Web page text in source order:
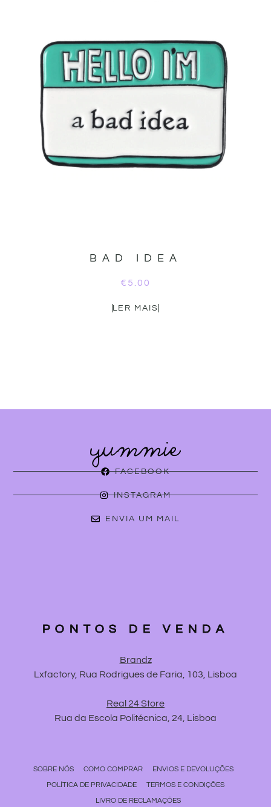
BAD IDEA
€ 5.00
LER MAIS
FACEBOOK
INSTAGRAM
ENVIA UM MAIL
PONTOS DE VENDA
Brandz
Lxfactory, Rua Rodrigues de Faria, 103, Lisboa
Real 24 Store
Rua da Escola Politécnica, 24, Lisboa
SOBRE NÓS COMO COMPRAR
ENVIOS E DEVOLUÇÕES
POLÍTICA DE PRIVACIDADE
TERMOS E CONDIÇÕES
LIVRO DE RECLAMAÇÕES